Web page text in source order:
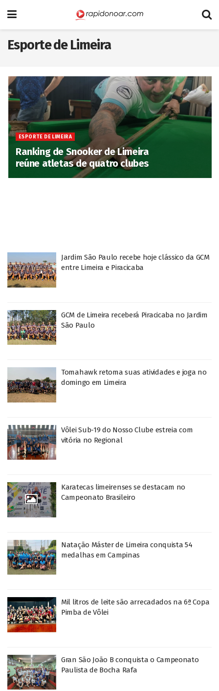
Esporte de Limeira
ESPORTE DE LIMEIRA
Ranking de Snooker de Limeira
reúne atletas de quatro clubes
Jardim São Paulo recebe hoje clássico da GCM
entre Limeira e Piracicaba
GCM de Limeira receberá Piracicaba no Jardim
São Paulo
Tomahawk retoma suas atividades e joga no
domingo em Limeira
Vôlei Sub-19 do Nosso Clube estreia com
vitória no Regional
Karatecas limeirenses se destacam no
Campeonato Brasileiro
Natação Máster de Limeira conquista 54
medalhas em Campinas
Mil litros de leite são arrecadados na 6ª Copa
Pimba de Vôlei
Gran São João B conquista o Campeonato
Paulista de Bocha Rafa